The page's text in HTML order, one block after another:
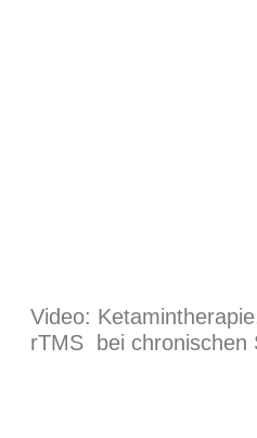
Video:
rTMS bei chronischen